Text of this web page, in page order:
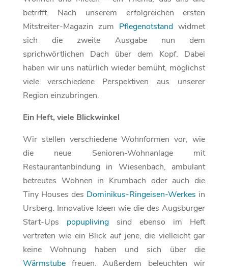
betrifft. Nach unserem erfolgreichen ersten
Mitstreiter-Magazin zum Pflegenotstand widmet
sich die zweite Ausgabe nun dem
sprichwörtlichen Dach über dem Kopf. Dabei
haben wir uns natürlich wieder bemüht, möglichst
viele verschiedene Perspektiven aus unserer
Region einzubringen.
Ein Heft, viele Blickwinkel
Wir stellen verschiedene Wohnformen vor, wie
die neue Senioren-Wohnanlage mit
Restaurantanbindung in Wiesenbach, ambulant
betreutes Wohnen in Krumbach oder auch die
Tiny Houses des Dominikus-Ringeisen-Werkes in
Ursberg. Innovative Ideen wie die des Augsburger
Start-Ups popuplivingsind ebenso im Heft
vertreten wie ein Blick auf jene, die vielleicht gar
keine Wohnung haben und sich über die
Wärmstubefreuen. Außerdem beleuchten wir